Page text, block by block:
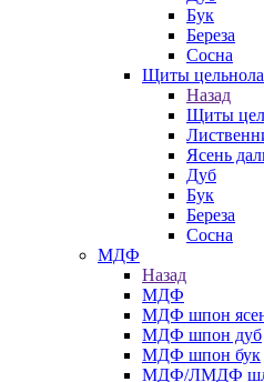
Бук
Береза
Сосна
Щиты
Назад
Щиты
Ясень
Дуб
Бук
Береза
Сосна
МДФ
Назад
МДФ
МДФ шпон
МДФ шпон дуб
МДФ шпон бук
МДФ/ЛМДФ